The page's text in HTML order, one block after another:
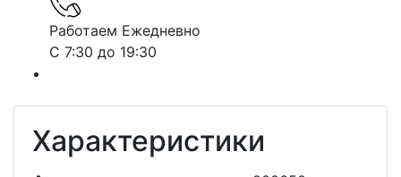
Работаем Ежедневно
С 7:30 до 19:30
Характеристики